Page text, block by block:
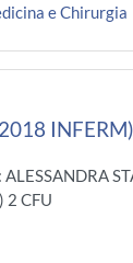
e Chirurgia
INFERM)
2 CFU